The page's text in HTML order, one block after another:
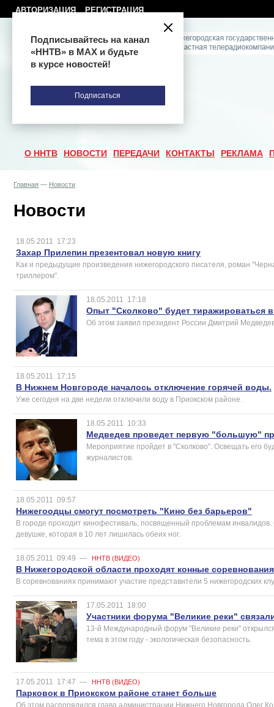
АВТОРИЗАЦИЯ РЕГИСТРАЦИЯ
О ННТВ НОВОСТИ ПЕРЕДАЧИ КОНТАКТЫ РЕКЛАМА
Главная — Новости
Новости
18.05.2011 17:23
Захар Прилепин презентовал новую книгу
Как и предыдущие произведения нижегородского писателя, роман
триллером".
18.05.2011 17:18
Опыт "Сколково" будет тиражироваться
Об этом заявил президент России Дмитрий
18.05.2011 17:15
В Нижнем Новгороде началось отключение горячей воды.
Уже сегодня на две недели отключили воду в Приокском районе.
18.05.2011 10:33
Медведев проведет первую "большую"
Мероприятие пройдет в "Сколково". Освещать его
журналистов.
18.05.2011 09:57
Нижегоодцы смогут посмотреть "Кино без барьеров"
В городе проходит кинофестиваль, посвященный проблемам
девушке, которая в 10 лет лишилась обеих ног.
18.05.2011 09:49 — ННТВ (ВИДЕО)
В Нижегородской области проходят конные соревнования
В соревнованиях принимают участие представители 5 нижегородских
17.05.2011 18:00
Участники форума "Великие реки"
13-й Международный форум "Великие реки"
тема в этом году - экологическая безопасность.
17.05.2011 17:47 — ННТВ (ВИДЕО)
Парковок в Приокском районе станет больше
Об этом распорядился глава администрации Нижнего Новгорода Олег
Подписывайтесь на канал
«ННТВ» в МАХ и будьте
в курсе новостей!
Подписаться